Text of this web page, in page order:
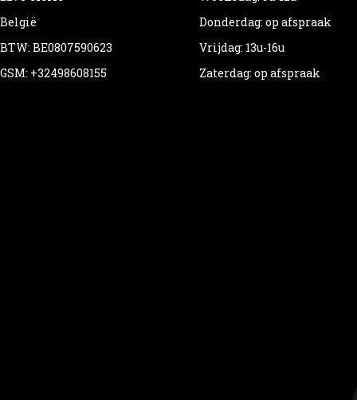
België
BTW: BE0807590623
GSM: +32498608155
Donderdag: op afspraak
Vrijdag: 13u-16u
Zaterdag: op afspraak